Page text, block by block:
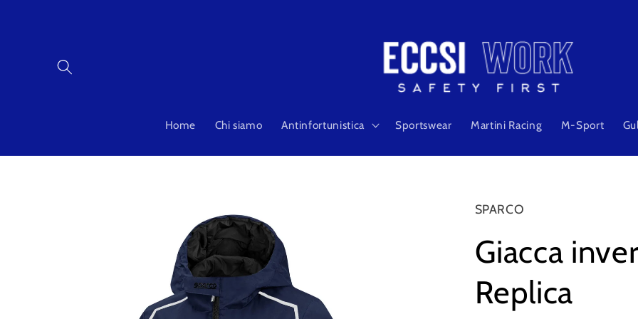
Home Chi siamo Antinfortunistica Sportswear Martini Racing M-Sport
SPARCO
Giacca
Replica